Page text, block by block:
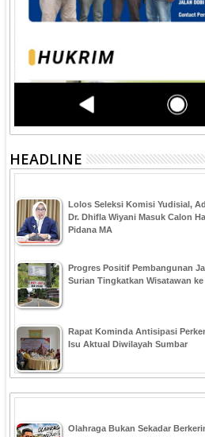
HEADLINE
‎Lolos Seleksi Komisi Yudisial,
Dr. Dhifla Wiyani Masuk Calon
Pidana MA
Progres Positif Pembangunan
Surian Tingkatkan Wisatawan
Rapat Kominda Antisipasi
Isu Aktual Diwilayah Sumbar
Olahraga Bukan Sekadar